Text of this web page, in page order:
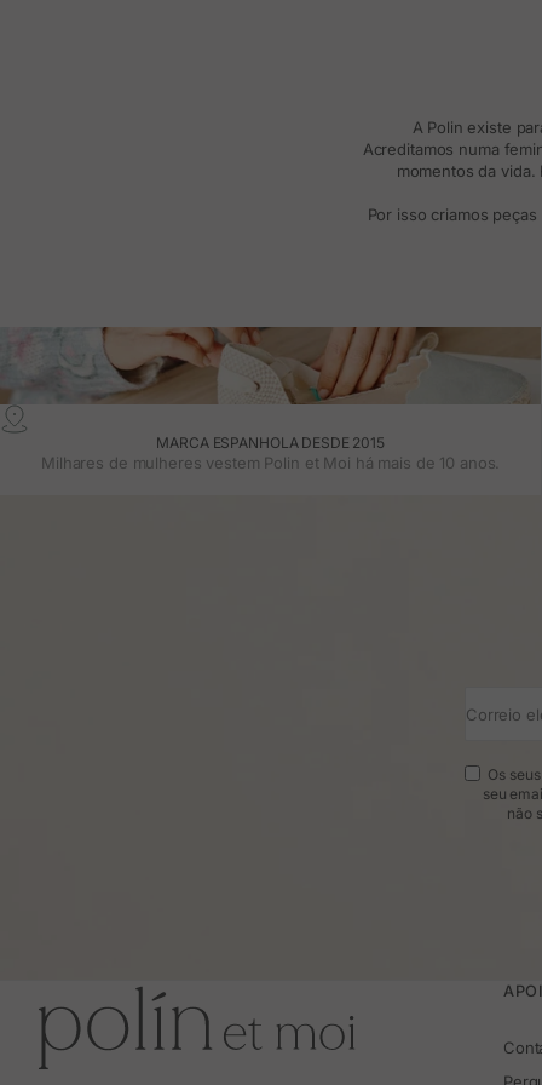
A Polin existe
Acreditamos numa
momentos da
Por isso criamos
MARCA ESPANHOLA DESDE 2015
Milhares de mulheres vestem Polin et Moi há mais de 10 anos.
Correio
Os
seu
não